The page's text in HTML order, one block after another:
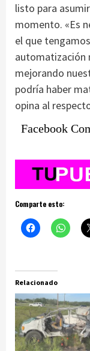
listo para
momento. «Es
el que
automatización
mejorando
podría haber
opina al
Facebook
Comparte esto:
Relacionado